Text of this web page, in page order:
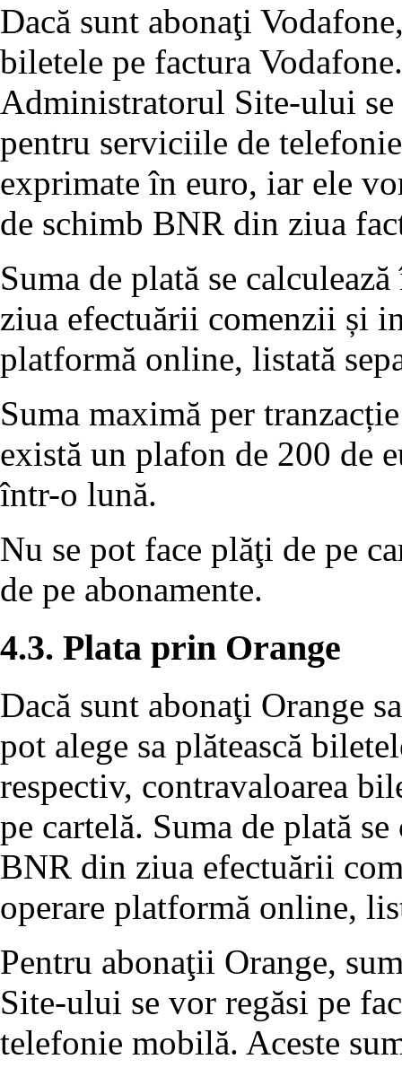
Dacă sunt abonaţi
biletele pe factura
Administratorul Site-ului se
pentru serviciile de
exprimate în euro, iar ele
de schimb BNR din ziua
Suma de plată se
ziua efectuării comenzii și
platformă online, listată
Suma maximă per
există un plafon de 200 de
într-o lună.
Nu se pot face plăţi de pe
de pe abonamente.
4.3. Plata prin Orange
Dacă sunt abonaţi Orange
pot alege sa plătească
respectiv, contravaloarea
pe cartelă. Suma de plată
BNR din ziua efectuării
operare platformă online,
Pentru abonaţii Orange,
Site-ului se vor regăsi pe
telefonie mobilă. Aceste